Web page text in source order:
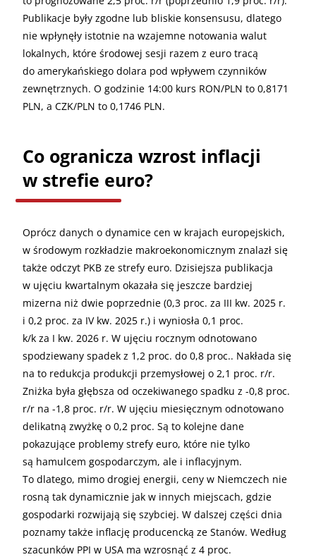
Publikacje były zgodne lub bliskie konsensusu, dlatego
nie wpłynęły istotnie na wzajemne notowania walut
lokalnych, które środowej sesji razem z euro tracą
do amerykańskiego dolara pod wpływem czynników
zewnętrznych. O godzinie 14:00 kurs RON/PLN to 0,8171
PLN, a CZK/PLN to 0,1746 PLN.
Co ogranicza wzrost inflacji
w strefie euro?
Oprócz danych o dynamice cen w krajach europejskich,
w środowym rozkładzie makroekonomicznym znalazł się
także odczyt PKB ze strefy euro. Dzisiejsza publikacja
w ujęciu kwartalnym okazała się jeszcze bardziej
mizerna niż dwie poprzednie (0,3 proc. za III kw. 2025 r.
i 0,2 proc. za IV kw. 2025 r.) i wyniosła 0,1 proc.
k/k za I kw. 2026 r. W ujęciu rocznym odnotowano
spodziewany spadek z 1,2 proc. do 0,8 proc.. Nakłada się
na to redukcja produkcji przemysłowej o 2,1 proc. r/r.
Zniżka była głębsza od oczekiwanego spadku z -0,8 proc.
r/r na -1,8 proc. r/r. W ujęciu miesięcznym odnotowano
delikatną zwyżkę o 0,2 proc. Są to kolejne dane
pokazujące problemy strefy euro, które nie tylko
są hamulcem gospodarczym, ale i inflacyjnym.
To dlatego, mimo drogiej energii, ceny w Niemczech nie
rosną tak dynamicznie jak w innych miejscach, gdzie
gospodarki rozwijają się szybciej. W dalszej części dnia
poznamy także inflację producencką ze Stanów. Według
szacunków PPI w USA ma wzrosnąć z 4 proc.